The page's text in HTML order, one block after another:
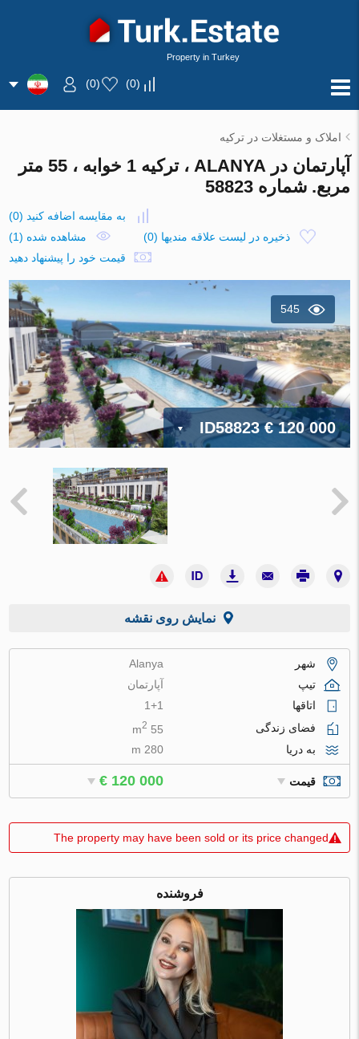
Property in Turkey
(
0
)
(
0
)
املاک و مستغلات در ترکیه
آپارتمان در ALANYA ، ترکیه 1 خوابه ، 55 متر
مربع. شماره 58823
به مقایسه اضافه کنید (
0
)
ذخیره در لیست علاقه مندیها (
0
)
مشاهده شده (1)
قیمت خود را پیشنهاد دهید
545
ID58823€ 120 000
نمایش روی نقشه
شهر
Alanya
تیپ
آپارتمان
اتاقها
1+1
فضای زندگی
55 m
2
به دریا 280 m
قیمت € 120 000
The property may have been sold or its price changed
فروشنده